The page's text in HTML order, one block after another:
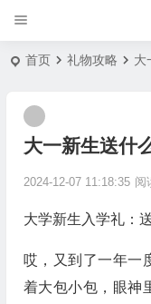
首页 礼物攻略 大
大一新生送什
2024-12-07 11:18:35 阅
大学新生入学礼：
哎，又到了一年一
着大包小包，眼神